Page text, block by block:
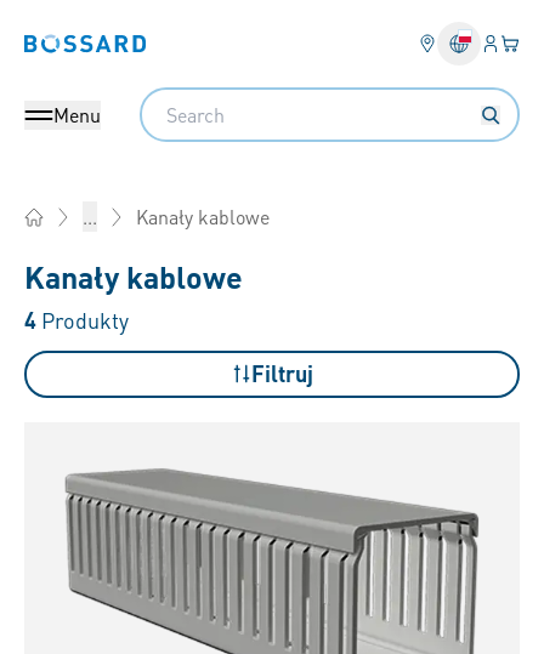
Bossard homepage Login
Menu
Search
... Kanały kablowe
Kanały kablowe
4 Produkty
Filtruj